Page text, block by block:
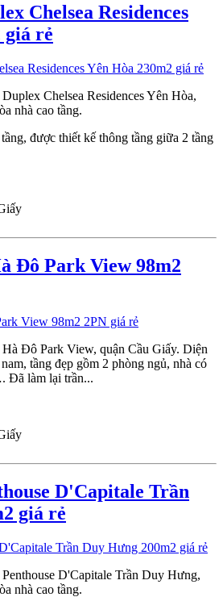
Chelsea Residences
giá rẻ
Chelsea Residences Yên Hòa,
nhà cao tầng.
được thiết kế thông tầng giữa 2 tầng
Đô Park View 98m2
Đô Park View, quận Cầu Giấy. Diện
tầng đẹp gồm 2 phòng ngủ, nhà có
Đã làm lại trần...
D'Capitale Trần
giá rẻ
D'Capitale Trần Duy Hưng,
nhà cao tầng.